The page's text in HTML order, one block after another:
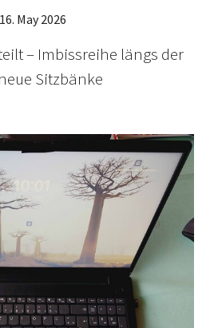
16. May 2026
– Imbissreihe längs der
Sitzbänke